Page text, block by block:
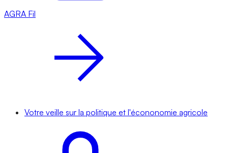
AGRA Fil
Votre veille sur la politique et l'écononomie agricole